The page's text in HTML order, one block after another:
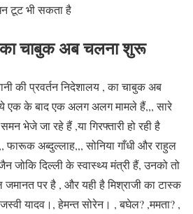
टूट भी सकता है
का चाबुक अब चलना शुरू
की प्रवर्तन निदेशालय , का चाबुक अब
एक के बाद एक अलग अलग मामले हैं,,, सारे
भेजे जा रहे हैं ,या गिरफ्तारी हो रही है
अब्दुल्लाह,,, सोनिया गाँधी और राहुल
जोकि दिल्ली के स्वास्थ्य मंत्री हैं, उनको तो
पर है , और यही है मिश्राजी का टास्क
यादव।, हेमन्त सोरेन। , बघेल? ,ममता? ,